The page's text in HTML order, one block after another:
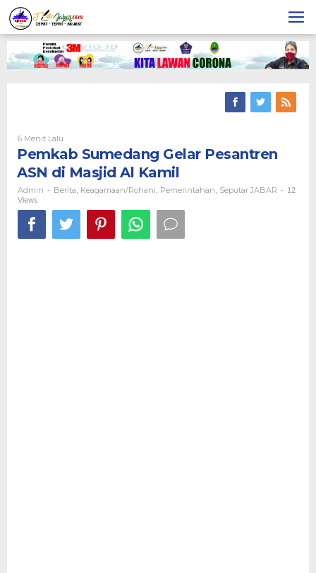
Skip
to
content
6 Menit Lalu
Admin
Pemkab Sumedang Gelar Pesantren
ASN di Masjid Al Kamil
Admin - Berita Keagamaan/Rohani Pemerintahan Seputar JABAR - 12
Views